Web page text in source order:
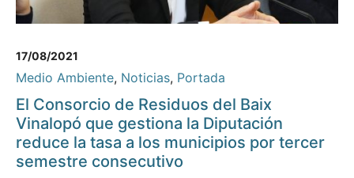
17/08/2021
Medio Ambiente, Noticias, Portada
El Consorcio de Residuos del Baix
Vinalopó que gestiona la Diputación
reduce la tasa a los municipios por tercer
semestre consecutivo